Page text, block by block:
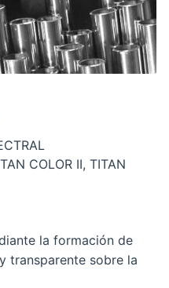
COLOR II, TITAN
la formación de
transparente sobre la